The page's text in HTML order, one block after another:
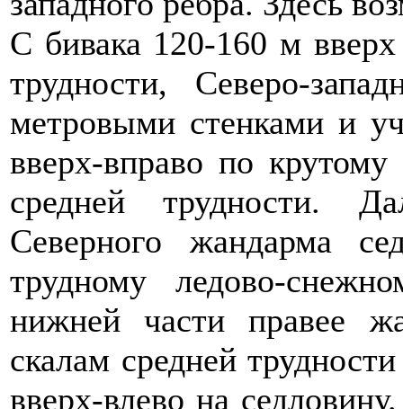
С бивака 120-160 м
трудности, Северо-
метровыми стенками и
вверх-вправо по
средней трудности.
Северного жандарма
трудному ледово-
нижней части правее
скалам средней
вверх-влево на